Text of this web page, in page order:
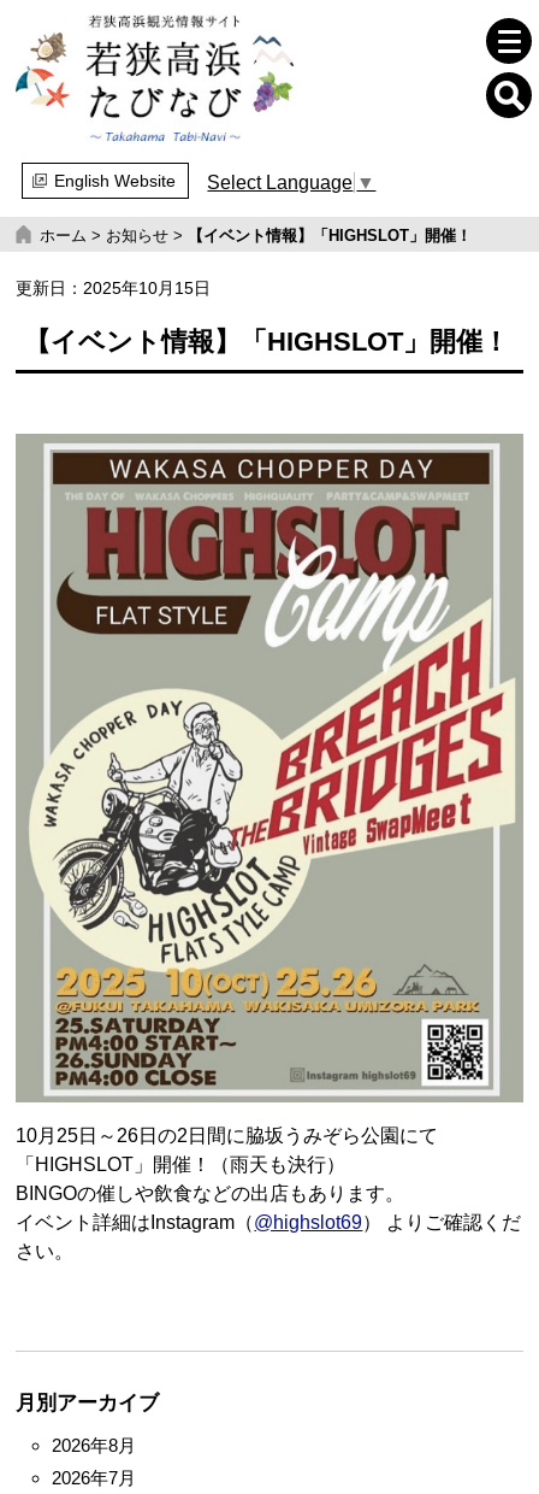
English Website Select Language ▼
ホーム > お知らせ > 【イベント情報】「HIGHSLOT」開催！
更新日：2025年10月15日
【イベント情報】「HIGHSLOT」開催！
10月25日～26日の2日間に脇坂うみぞら公園にて
「HIGHSLOT」開催！（雨天も決行）
BINGOの催しや飲食などの出店もあります。
イベント詳細はInstagram（@highslot69） よりご確認くだ
さい。
月別アーカイブ
2026年8月
2026年7月